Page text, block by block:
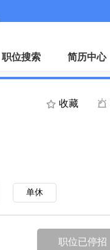
职位搜索 简历中心
收藏
单休
职位已停招